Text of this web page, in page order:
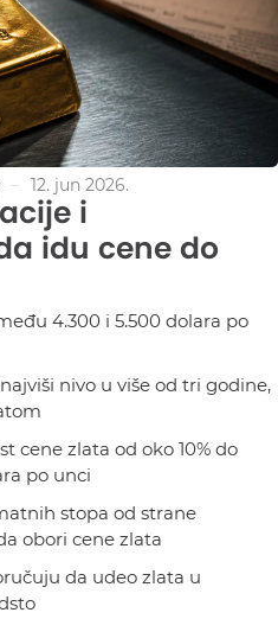
12. jun 2026.
i
idu cene do
4.300 i 5.500 dolara po
nivo u više od tri godine,
cene zlata od oko 10% do
po unci
stopa od strane
obori cene zlata
da udeo zlata u